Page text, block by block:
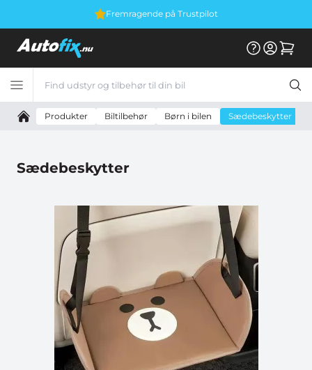
Fremragende på Trustpilot
Produkter Biltilbehør Børn i bilen Sædebeskytter
Sædebeskytter